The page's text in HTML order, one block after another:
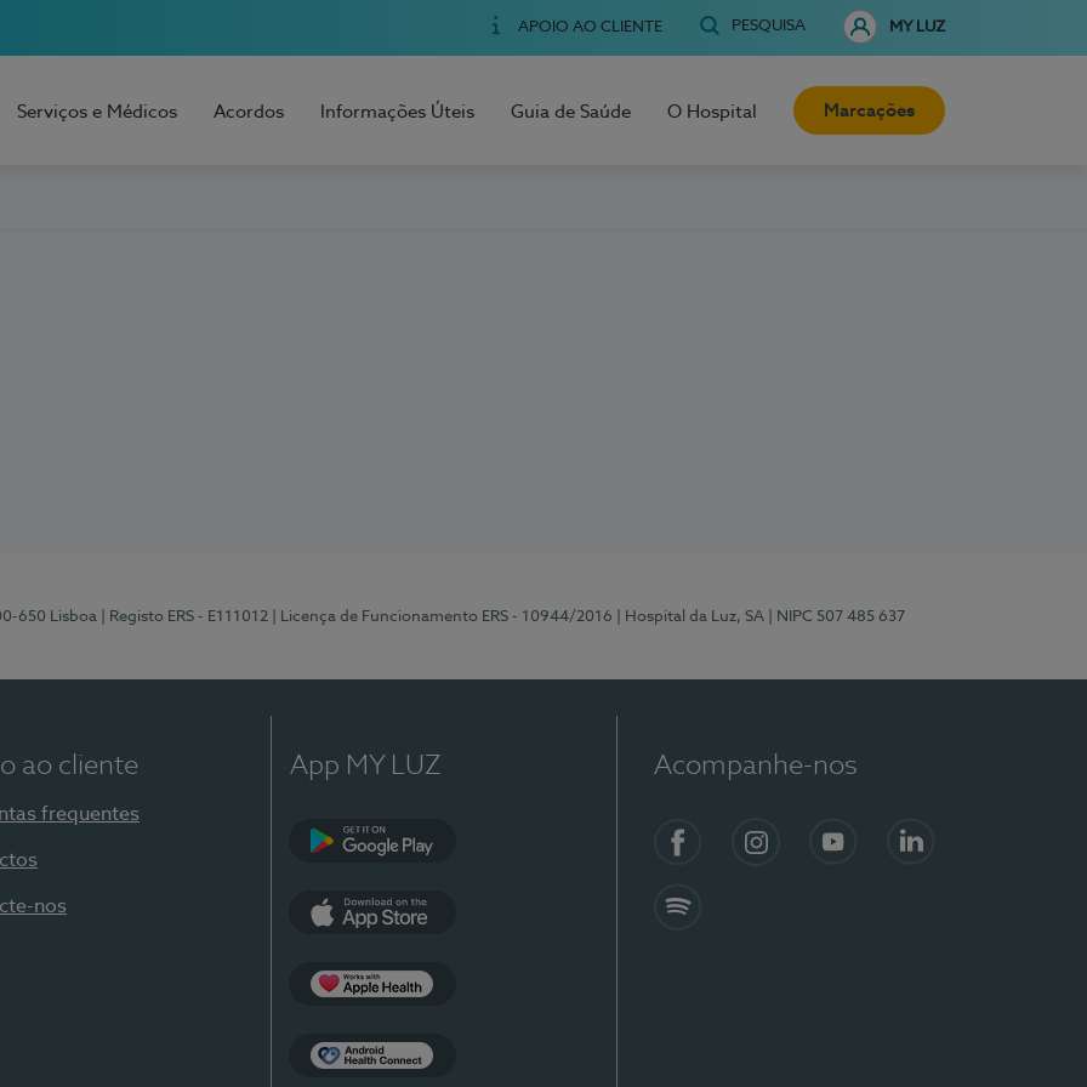
APOIO AO CLIENTE PESQUISA MY LUZ
Serviços e Médicos Acordos Informações Úteis Guia de Saúde O Hospital Marcações
650 Lisboa | Registo ERS - E111012 | Licença de Funcionamento ERS - 10944/2016 | Hospital da Luz, SA | NIPC 507 485 637
ao cliente
frequentes
nos
App MY LUZ Acompanhe-nos